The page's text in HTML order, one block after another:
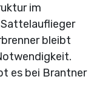
im
bleibt
es bei Brantner